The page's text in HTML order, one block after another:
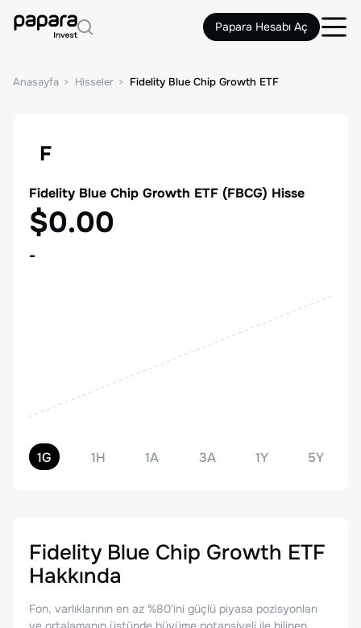
Papara Hesabı Aç
Anasayfa Hisseler Fidelity Blue Chip Growth ETF
F
Fidelity Blue Chip Growth ETF (FBCG) Hisse
$0.00
-
1G 1H 1A 3A 1Y 5Y
Fidelity Blue Chip Growth ETF
Hakkında
Fon, varlıklarının en az %80'ini güçlü piyasa pozisyonları